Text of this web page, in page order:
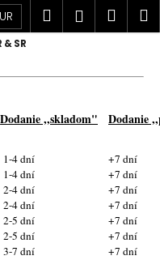
Hľadať
SR
Dodanie ,,skladom" Dodanie
1-4 dní +7 dní
1-4 dní +7 dní
2-4 dní +7 dní
2-4 dní +7 dní
2-5 dní +7 dní
2-5 dní +7 dní
3-7 dní +7 dní